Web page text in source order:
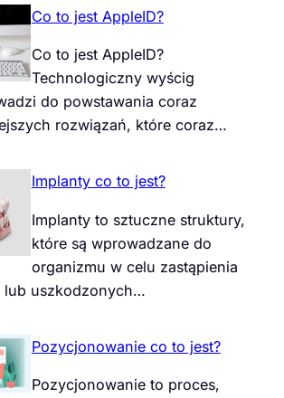
Co to jest AppleID?
Co to jest AppleID?
Technologiczny wyścig
do powstawania coraz
rozwiązań, które coraz…
Implanty co to jest?
Implanty to sztuczne struktury,
które są wprowadzane do
organizmu w celu zastąpienia
lub uszkodzonych…
Pozycjonowanie co to jest?
Pozycjonowanie to proces,